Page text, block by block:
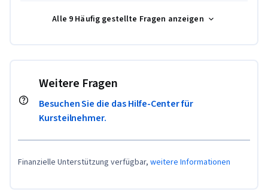
Alle 9 Häufig gestellte Fragen anzeigen
Weitere Fragen
Besuchen Sie die das Hilfe-Center für
Kursteilnehmer.
Finanzielle Unterstützung verfügbar, weitere Informationen